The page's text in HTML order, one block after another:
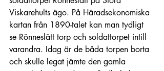
Viskarehults ägo. På Häradsekonomiska
kartan från 1890-talet kan man tydligt
se Rönneslätt torp och soldattorpet intill
varandra. Idag är de båda torpen borta
och skulle legat jämte den gamla